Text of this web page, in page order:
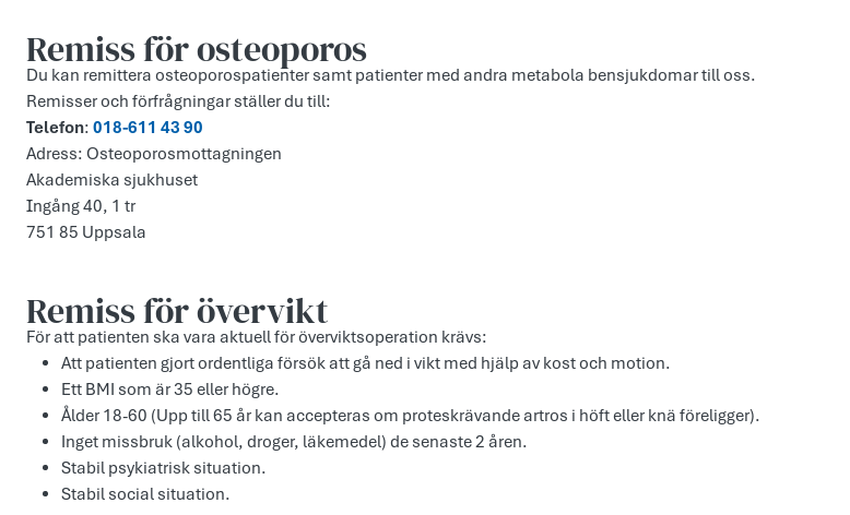
Remiss för osteoporos
Du kan remittera osteoporospatienter samt patienter med andra metabola bensjukdomar till oss.
Remisser och förfrågningar ställer du till:
Telefon: 018-611 43 90
Adress: Osteoporosmottagningen
Akademiska sjukhuset
Ingång 40, 1 tr
751 85 Uppsala
Remiss för övervikt
För att patienten ska vara aktuell för överviktsoperation krävs:
Att patienten gjort ordentliga försök att gå ned i vikt med hjälp av kost och motion.
Ett BMI som är 35 eller högre.
Ålder 18-60 (Upp till 65 år kan accepteras om proteskrävande artros i höft eller knä föreligger).
Inget missbruk (alkohol, droger, läkemedel) de senaste 2 åren.
Stabil psykiatrisk situation.
Stabil social situation.